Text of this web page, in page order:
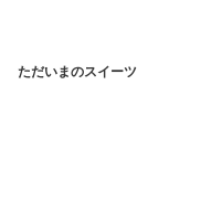
ただいまのスイーツ